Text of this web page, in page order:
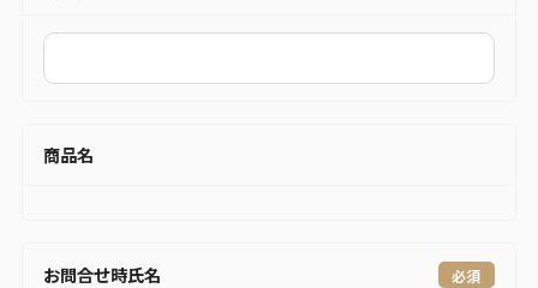
商品名
お問合せ時氏名